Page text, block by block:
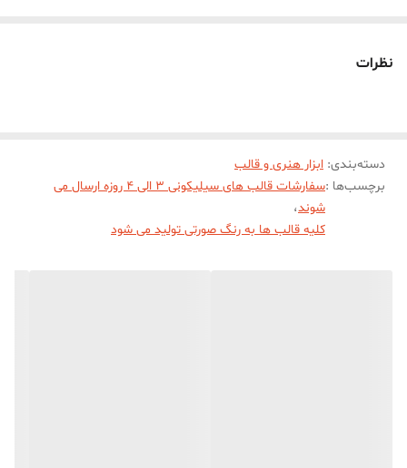
نظرات
دسته‌بندی: ابزار هنری و قالب
برچسب‌ها :
سفارشات قالب های سیلیکونی 3 الی 4 روزه ارسال می
شوند،
کلیه قالب ها به رنگ صورتی تولید می شود